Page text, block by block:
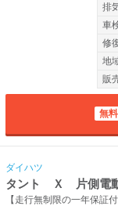
排
車
修
地
販
無料
ダイハツ
タント Ｘ 片側電
【走行無制限の一年保証